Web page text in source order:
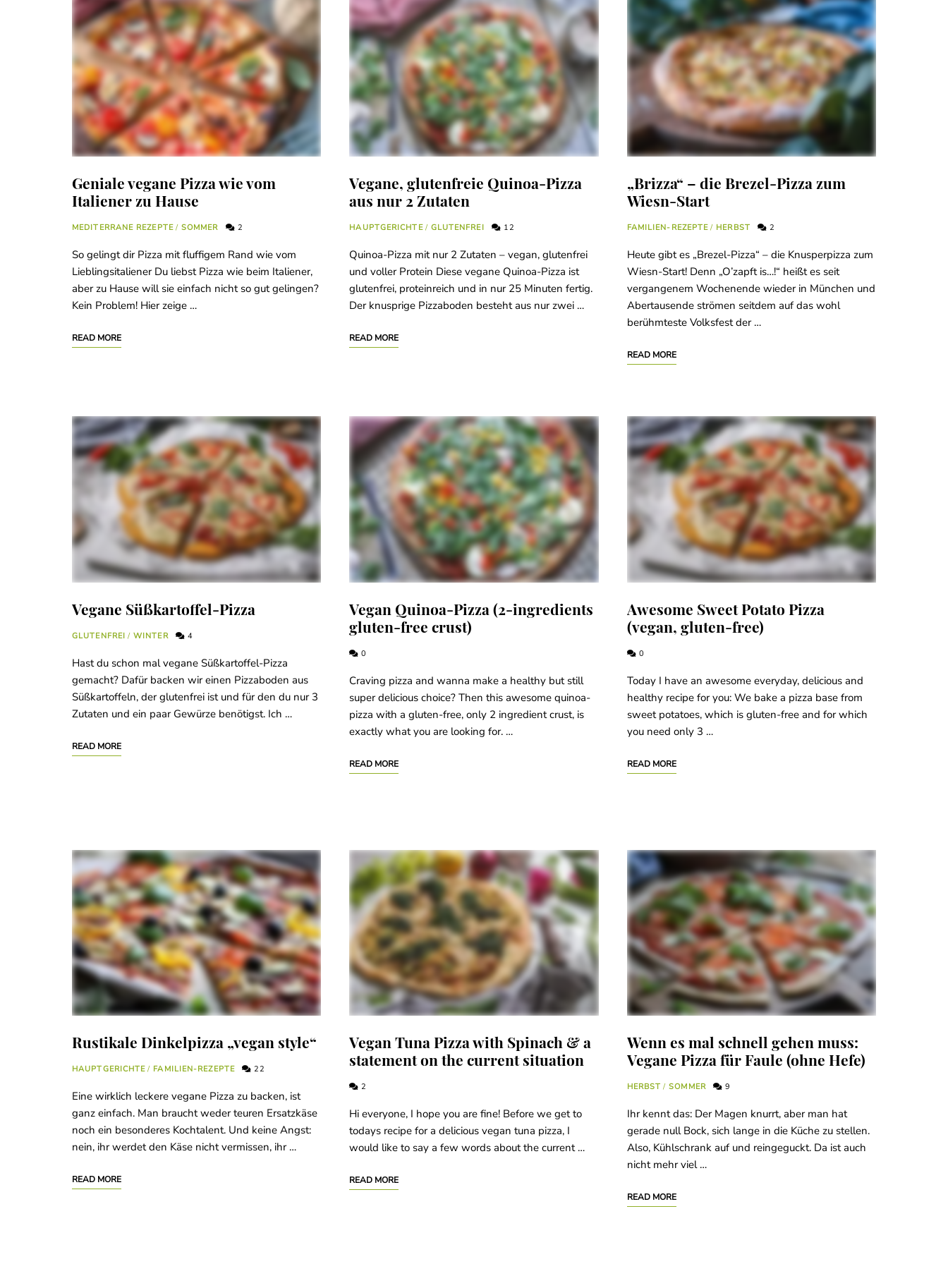
Geniale vegane Pizza wie vom
Italiener zu Hause
MEDITERRANE REZEPTE/ SOMMER 2
So gelingt dir Pizza mit fluffigem Rand wie vom
Lieblingsitaliener Du liebst Pizza wie beim Italiener,
aber zu Hause will sie einfach nicht so gut gelingen?
Kein Problem! Hier zeige …
READ MORE
Vegane, glutenfreie Quinoa-Pizza
aus nur 2 Zutaten
HAUPTGERICHTE/ GLUTENFREI 12
Quinoa-Pizza mit nur 2 Zutaten – vegan, glutenfrei
und voller Protein Diese vegane Quinoa-Pizza ist
glutenfrei, proteinreich und in nur 25 Minuten fertig.
Der knusprige Pizzaboden besteht aus nur zwei …
READ MORE
„Brizza“ – die Brezel-Pizza zum
Wiesn-Start
FAMILIEN-REZEPTE / HERBST 2
Heute gibt es „Brezel-Pizza“ – die Knusperpizza zum
Wiesn-Start! Denn „O’zapft is…!“ heißt es seit
vergangenem Wochenende wieder in München und
Abertausende strömen seitdem auf das wohl
berühmteste Volksfest der …
READ MORE
Vegane Süßkartoffel-Pizza
GLUTENFREI / WINTER 4
Hast du schon mal vegane Süßkartoffel-Pizza
gemacht? Dafür backen wir einen Pizzaboden aus
Süßkartoffeln, der glutenfrei ist und für den du nur 3
Zutaten und ein paar Gewürze benötigst. Ich …
READ MORE
Vegan Quinoa-Pizza (2-ingredients
gluten-free crust)
0
Craving pizza and wanna make a healthy but still
super delicious choice? Then this awesome quinoa-
pizza with a gluten-free, only 2 ingredient crust, is
exactly what you are looking for. …
READ MORE
Awesome Sweet Potato Pizza
(vegan, gluten-free)
0
Today I have an awesome everyday, delicious and
healthy recipe for you: We bake a pizza base from
sweet potatoes, which is gluten-free and for which
you need only 3 …
READ MORE
Rustikale Dinkelpizza „vegan style“
HAUPTGERICHTE / FAMILIEN-REZEPTE 22
Eine wirklich leckere vegane Pizza zu backen, ist
ganz einfach. Man braucht weder teuren Ersatzkäse
noch ein besonderes Kochtalent. Und keine Angst:
nein, ihr werdet den Käse nicht vermissen, ihr …
READ MORE
Vegan Tuna Pizza with Spinach & a
statement on the current situation
2
Hi everyone, I hope you are fine! Before we get to
todays recipe for a delicious vegan tuna pizza, I
would like to say a few words about the current …
READ MORE
Wenn es mal schnell gehen muss:
Vegane Pizza für Faule (ohne Hefe)
HERBST / SOMMER 9
Ihr kennt das: Der Magen knurrt, aber man hat
gerade null Bock, sich lange in die Küche zu stellen.
Also, Kühlschrank auf und reingeguckt. Da ist auch
nicht mehr viel …
READ MORE